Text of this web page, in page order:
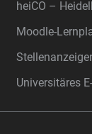
heiCO –
Moodle-
Universitäres